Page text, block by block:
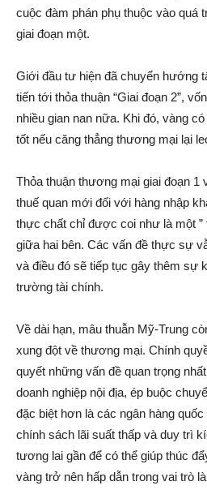
cuộc đàm phán phụ thuộc vào quá
giai đoạn một.
Giới đầu tư hiện đã chuyển hướng
tiến tới thỏa thuận “Giai đoạn 2”,
nhiều gian nan nữa. Khi đó, vàng
tốt nếu căng thẳng thương mại lại
Thỏa thuận thương mại giai đoạn 1
thuế quan mới đối với hàng nhập
thực chất chỉ được coi như là một ”
giữa hai bên. Các vấn đề thực sự
và điều đó sẽ tiếp tục gây thêm sự
trường tài chính.
Về dài hạn, mâu thuẫn Mỹ-Trung
xung đột về thương mại. Chính
quyết những vấn đề quan trọng
doanh nghiệp nội địa, ép buộc
đặc biệt hơn là các ngân hàng
chính sách lãi suất thấp và duy trì
tương lai gần để có thể giúp thúc
vàng trở nên hấp dẫn trong vai trò